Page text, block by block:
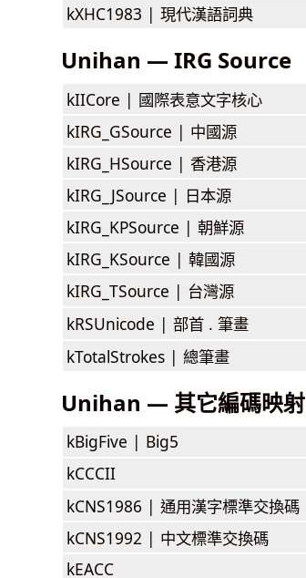
kXHC1983 | 現代漢語詞典
Unihan — IRG Source
kIICore | 國際表意文字核心
kIRG_GSource | 中國源
kIRG_HSource | 香港源
kIRG_JSource | 日本源
kIRG_KPSource | 朝鮮源
kIRG_KSource | 韓國源
kIRG_TSource | 台灣源
kRSUnicode | 部首 . 筆畫
kTotalStrokes | 總筆畫
Unihan — 其它編碼映射
kBigFive | Big5
kCCCII
kCNS1986 | 通用漢字標準交換碼
kCNS1992 | 中文標準交換碼
kEACC